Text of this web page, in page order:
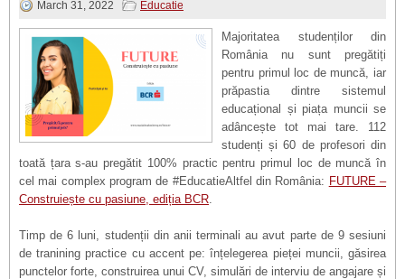
March 31, 2022 Educatie
Majoritatea studenților din
România nu sunt pregătiți
pentru primul loc de muncă, iar
prăpastia dintre sistemul
educațional și piața muncii se
adâncește tot mai tare. 112
studenți și 60 de profesori din
toată țara s-au pregătit 100% practic pentru primul loc de muncă în
cel mai complex program de #EducatieAltfel din România: FUTURE –
Construiește cu pasiune, ediția BCR.
Timp de 6 luni, studenții din anii terminali au avut parte de 9 sesiuni
de tranining practice cu accent pe: înțelegerea pieței muncii, găsirea
punctelor forte, construirea unui CV, simulări de interviu de angajare și